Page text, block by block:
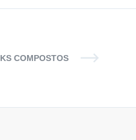
COMPOSTOS